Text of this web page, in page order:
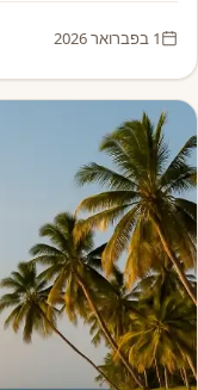
1 בפברואר 2026